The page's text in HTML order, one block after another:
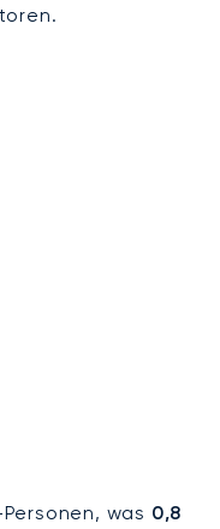
was 0,8